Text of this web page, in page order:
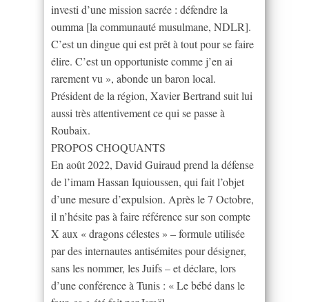
investi d’une mission sacrée : défendre la
oumma [la communauté musulmane, NDLR].
C’est un dingue qui est prêt à tout pour se faire
élire. C’est un opportuniste comme j’en ai
rarement vu », abonde un baron local.
Président de la région, Xavier Bertrand suit lui
aussi très attentivement ce qui se passe à
Roubaix.
PROPOS CHOQUANTS
En août 2022, David Guiraud prend la défense
de l’imam Hassan Iquioussen, qui fait l’objet
d’une mesure d’expulsion. Après le 7 Octobre,
il n’hésite pas à faire référence sur son compte
X aux « dragons célestes » – formule utilisée
par des internautes antisémites pour désigner,
sans les nommer, les Juifs – et déclare, lors
d’une conférence à Tunis : « Le bébé dans le